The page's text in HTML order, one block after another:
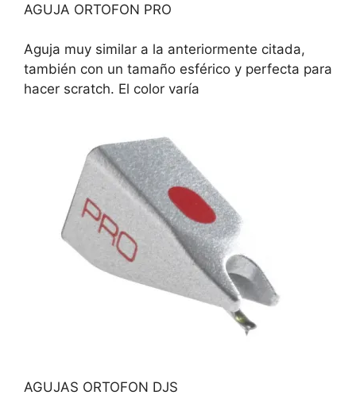
AGUJA ORTOFON PRO
Aguja muy similar a la anteriormente citada,
también con un tamaño esférico y perfecta para
hacer scratch. El color varía
AGUJAS ORTOFON DJS